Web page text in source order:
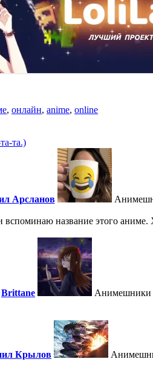
, онлайн, anime, online
та.)
Арсланов
название этого
Brittane
Анимешники
Крылов